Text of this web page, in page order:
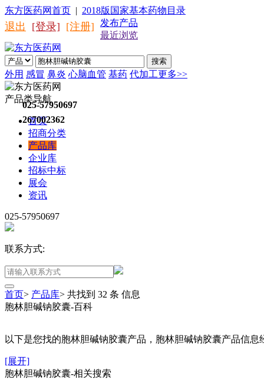
东方医药网首页 | 2018版国家基本药物目录
退出 [登录] [注册]
发布产品
最近浏览
搜索
外用 感冒 鼻炎 心脑血管 基药 代加工更多>>
025-57950697
267002362
产品类导航
首页
招商分类
产品库
企业库
招标中标
展会
资讯
025-57950697
联系方式:
首页> 产品库> 共找到 32 条 信息
胞林胆碱钠胶囊-百科
以下是您找的胞林胆碱钠胶囊产品，胞林胆碱钠胶囊产品信
[展开]
胞林胆碱钠胶囊-相关搜索